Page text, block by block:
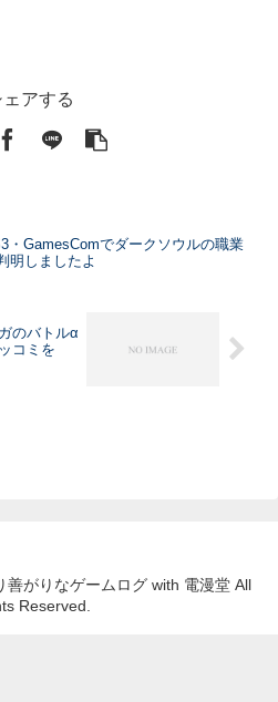
ェアする
・GamesComでダークソウルの職業
明しましたよ
のバトルα
コミを
がりなゲームログ with 電漫堂 All
Reserved.